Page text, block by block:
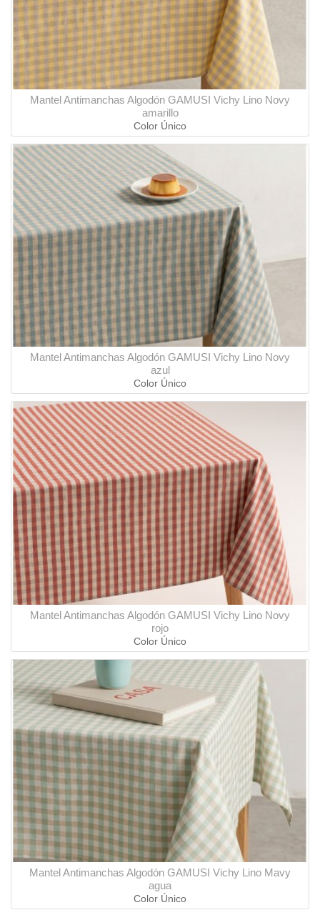
Mantel Antimanchas Algodón GAMUSI Vichy Lino Novy
amarillo
Color Único
Mantel Antimanchas Algodón GAMUSI Vichy Lino Novy
azul
Color Único
Mantel Antimanchas Algodón GAMUSI Vichy Lino Novy
rojo
Color Único
Mantel Antimanchas Algodón GAMUSI Vichy Lino Mavy
agua
Color Único